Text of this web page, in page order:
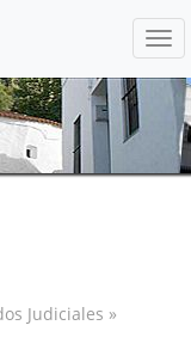
Judiciales »